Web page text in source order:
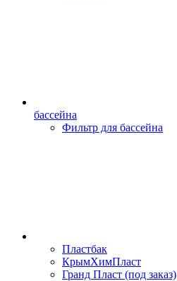
бассейна
Фильтр для бассейна
Пластбак
КрымХимПласт
Гранд Пласт (под заказ)